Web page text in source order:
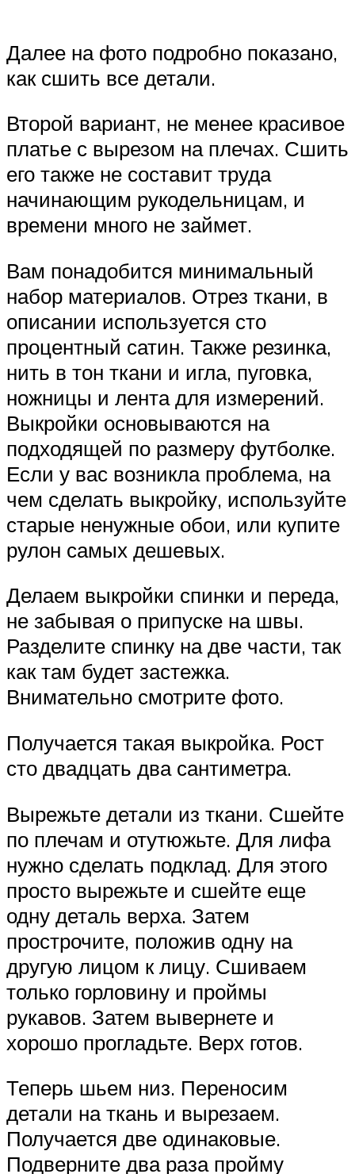
Далее на фото подробно показано,
как сшить все детали.
Второй вариант, не менее красивое
платье с вырезом на плечах. Сшить
его также не составит труда
начинающим рукодельницам, и
времени много не займет.
Вам понадобится минимальный
набор материалов. Отрез ткани, в
описании используется сто
процентный сатин. Также резинка,
нить в тон ткани и игла, пуговка,
ножницы и лента для измерений.
Выкройки основываются на
подходящей по размеру футболке.
Если у вас возникла проблема, на
чем сделать выкройку, используйте
старые ненужные обои, или купите
рулон самых дешевых.
Делаем выкройки спинки и переда,
не забывая о припуске на швы.
Разделите спинку на две части, так
как там будет застежка.
Внимательно смотрите фото.
Получается такая выкройка. Рост
сто двадцать два сантиметра.
Вырежьте детали из ткани. Сшейте
по плечам и отутюжьте. Для лифа
нужно сделать подклад. Для этого
просто вырежьте и сшейте еще
одну деталь верха. Затем
прострочите, положив одну на
другую лицом к лицу. Сшиваем
только горловину и проймы
рукавов. Затем вывернете и
хорошо прогладьте. Верх готов.
Теперь шьем низ. Переносим
детали на ткань и вырезаем.
Получается две одинаковые.
Подверните два раза пройму